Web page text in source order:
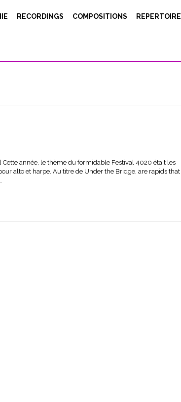
RECORDINGS COMPOSITIONS REPERTOIRE
ma pièce GEORG au GMEM de Marseille. Une belle
année, le thème du formidable Festival 4020 était les
alto et harpe. Au titre de Under the Bridge, are rapids that